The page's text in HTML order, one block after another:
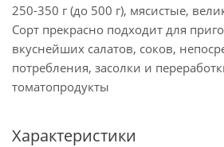
250-350 г (до 500 г), мясистые,
Сорт прекрасно подходит для
вкуснейших салатов, соков,
потребления, засолки и
томатопродукты
Характеристики